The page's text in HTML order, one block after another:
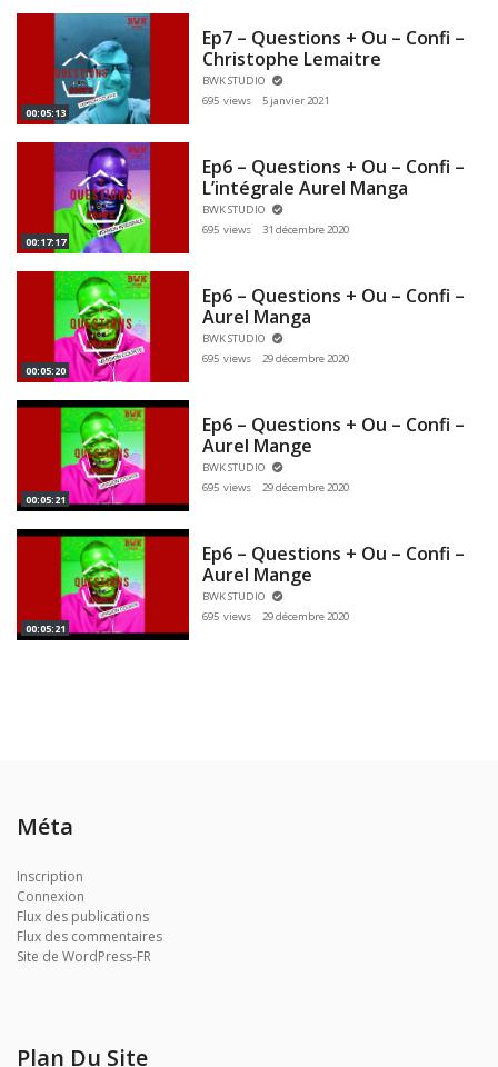
00:05:13
Ep7 – Questions + Ou – Confi –
Christophe Lemaitre
BWK STUDIO
695 views
5 janvier 2021
00:17:17
Ep6 – Questions + Ou – Confi –
L’intégrale Aurel Manga
BWK STUDIO
695 views
31 décembre 2020
00:05:20
Ep6 – Questions + Ou – Confi –
Aurel Manga
BWK STUDIO
695 views
29 décembre 2020
00:05:21
Ep6 – Questions + Ou – Confi –
Aurel Mange
BWK STUDIO
695 views
29 décembre 2020
00:05:21
Ep6 – Questions + Ou – Confi –
Aurel Mange
BWK STUDIO
695 views
29 décembre 2020
Méta
Inscription
Connexion
Flux des publications
Flux des commentaires
Site de WordPress-FR
Plan Du Site